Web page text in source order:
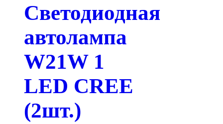
Светодиодная
автолампа
W21W 1
LED CREE
(2шт.)